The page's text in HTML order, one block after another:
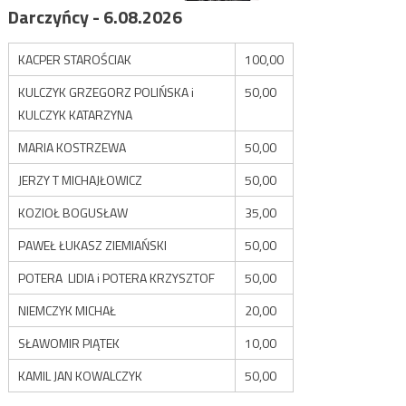
Darczyńcy - 6.08.2026
KACPER STAROŚCIAK
100,00
KULCZYK GRZEGORZ POLIŃSKA i
KULCZYK KATARZYNA
50,00
MARIA KOSTRZEWA
50,00
JERZY T MICHAJŁOWICZ
50,00
KOZIOŁ BOGUSŁAW
35,00
PAWEŁ ŁUKASZ ZIEMIAŃSKI
50,00
POTERA LIDIA i POTERA KRZYSZTOF
50,00
NIEMCZYK MICHAŁ
20,00
SŁAWOMIR PIĄTEK
10,00
KAMIL JAN KOWALCZYK
50,00